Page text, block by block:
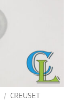
/ CREUSET